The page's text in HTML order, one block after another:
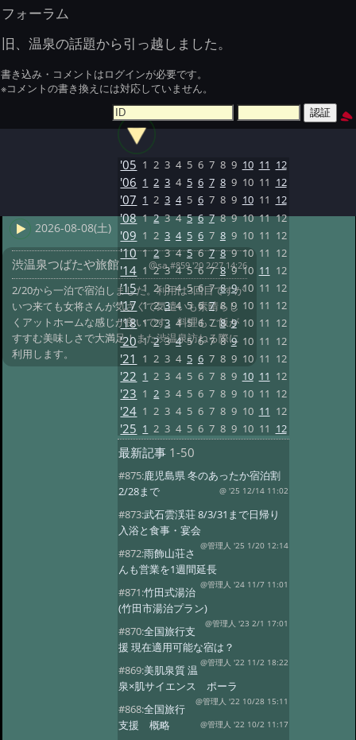
フォーラム
旧、温泉の話題から引っ越しました。
書き込み・コメントはログインが必要です。
※コメントの書き換えには対応していません。
2026-08-08(土)
渋温泉つばたや旅館 @sa#859 '20 2/27 14:26
2/20から一泊で宿泊しました。利用は3回目ですが
いつ来ても女将さんが気さくで気遣いも素晴らし
くアットホームな感じが良いです。料理もご飯が
すすむ美味しさで大満足！また渋温泉訪ねる際に
利用します。
'05 1 2 3 4 5 6 7 8 9 10 11 12
'06 1 2 3 4 5 6 7 8 9 10 11 12
'07 1 2 3 4 5 6 7 8 9 10 11 12
'08 1 2 3 4 5 6 7 8 9 10 11 12
'09 1 2 3 4 5 6 7 8 9 10 11 12
'10 1 2 3 4 5 6 7 8 9 10 11 12
'14 1 2 3 4 5 6 7 8 9 10 11 12
'15 1 2 3 4 5 6 7 8 9 10 11 12
'17 1 2 3 4 5 6 7 8 9 10 11 12
'18 1 2 3 4 5 6 7 8 9 10 11 12
'20 1 2 3 4 5 6 7 8 9 10 11 12
'21 1 2 3 4 5 6 7 8 9 10 11 12
'22 1 2 3 4 5 6 7 8 9 10 11 12
'23 1 2 3 4 5 6 7 8 9 10 11 12
'24 1 2 3 4 5 6 7 8 9 10 11 12
'25 1 2 3 4 5 6 7 8 9 10 11 12
最新記事 1-50
#875:鹿児島県 冬のあったか宿泊割
2/28まで
@ '25 12/14 11:02
#873:武石雲渓荘 8/3/31まで日帰り
入浴と食事・宴会
@管理人 '25 1/20 12:14
#872:雨飾山荘さ
んも営業を1週間延長
@管理人 '24 11/7 11:01
#871:竹田式湯治
(竹田市湯治プラン)
@管理人 '23 2/1 17:01
#870:全国旅行支
援 現在適用可能な宿は？
@管理人 '22 11/2 18:22
#869:美肌泉質 温
泉×肌サイエンス ポーラ
@管理人 '22 10/28 15:11
#868:全国旅行
支援 概略
@管理人 '22 10/2 11:17